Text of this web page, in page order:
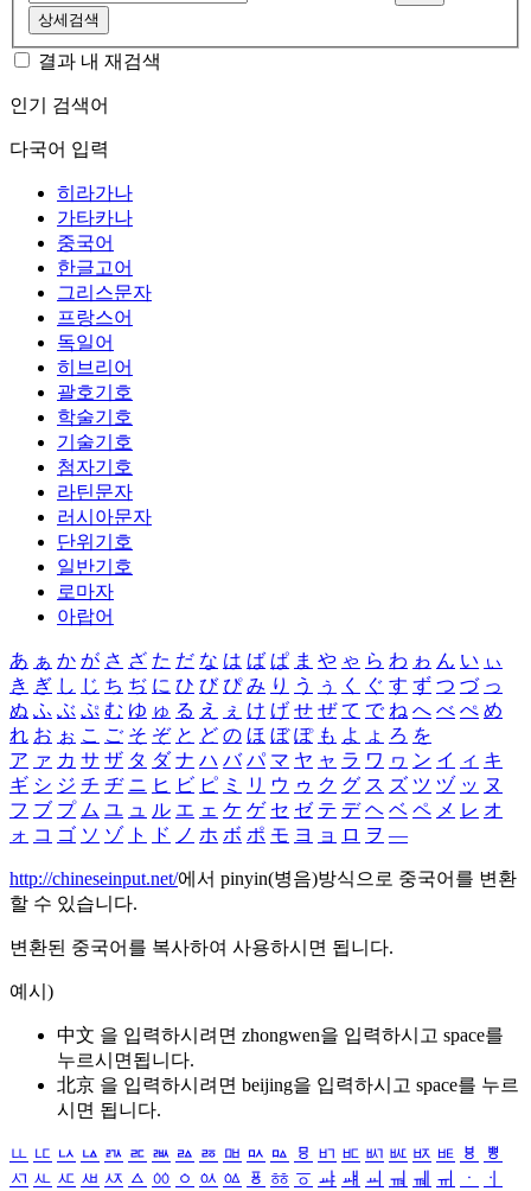
상세검색
결과 내 재검색
인기 검색어
다국어 입력
히라가나
가타카나
중국어
한글고어
그리스문자
프랑스어
독일어
히브리어
괄호기호
학술기호
기술기호
첨자기호
라틴문자
러시아문자
단위기호
일반기호
로마자
아랍어
あ ぁ か が さ ざ た だ な は ば ぱ ま や ゃ ら わ ゎ ん い ぃ
き ぎ し じ ち ぢ に ひ び ぴ み り う ぅ く ぐ す ず つ づ っ
ぬ ふ ぶ ぷ む ゆ ゅ る え ぇ け げ せ ぜ て で ね へ べ ぺ め
れ お ぉ こ ご そ ぞ と ど の ほ ぼ ぽ も よ ょ ろ を
ア ァ カ サ ザ タ ダ ナ ハ バ パ マ ヤ ャ ラ ワ ヮ ン イ ィ キ
ギ シ ジ チ ヂ ニ ヒ ビ ピ ミ リ ウ ゥ ク グ ス ズ ツ ヅ ッ ヌ
フ ブ プ ム ユ ュ ル エ ェ ケ ゲ セ ゼ テ デ ヘ ベ ペ メ レ オ
ォ コ ゴ ソ ゾ ト ド ノ ホ ボ ポ モ ヨ ョ ロ ヲ ―
http://chineseinput.net/에서 pinyin(병음)방식으로 중국어를 변환
할 수 있습니다.
변환된 중국어를 복사하여 사용하시면 됩니다.
예시)
中文 을 입력하시려면 zhongwen을 입력하시고 space를
누르시면됩니다.
北京 을 입력하시려면 beijing을 입력하시고 space를 누르
시면 됩니다.
ㅥ ㅦ ㅧ ㅨ ㅩ ㅪ ㅫ ㅬ ㅭ ㅮ ㅯ ㅰ ㅱ ㅲ ㅳ ㅴ ㅵ ㅶ ㅷ ㅸ
ㅹ
ㅺ ㅻ ㅼ ㅽ ㅾ ㅿ ㆀ ㆁ ㆂ ㆃ ㆄ ㆅ ㆆ ㆇ ㆈ ㆉ ㆊ ㆋ ㆌ ㆍ
ㆎ